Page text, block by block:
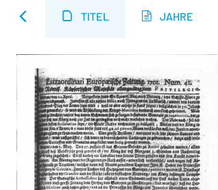
TITEL JAHRE